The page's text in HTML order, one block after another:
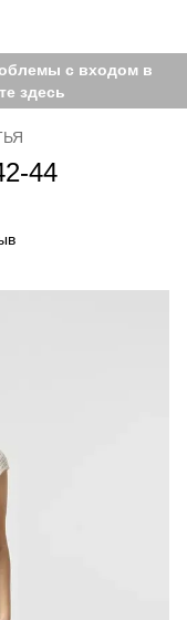
с входом в
здесь
44